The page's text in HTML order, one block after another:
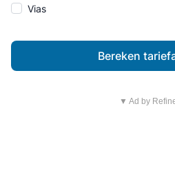
Vias
Bereken
▼ Ad by